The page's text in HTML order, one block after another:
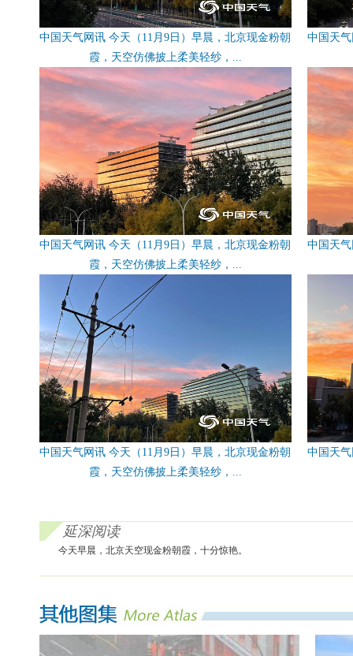
中国天气网讯 今天（11月9日）早晨，北京现金粉朝
霞，天空仿佛披上柔美轻纱，...
中国天
中国天气网讯 今天（11月9日）早晨，北京现金粉朝
霞，天空仿佛披上柔美轻纱，...
中国天
中国天气网讯 今天（11月9日）早晨，北京现金粉朝
霞，天空仿佛披上柔美轻纱，...
中国天
延深阅读
今天早晨，北京天空现金粉朝霞，十分惊艳。